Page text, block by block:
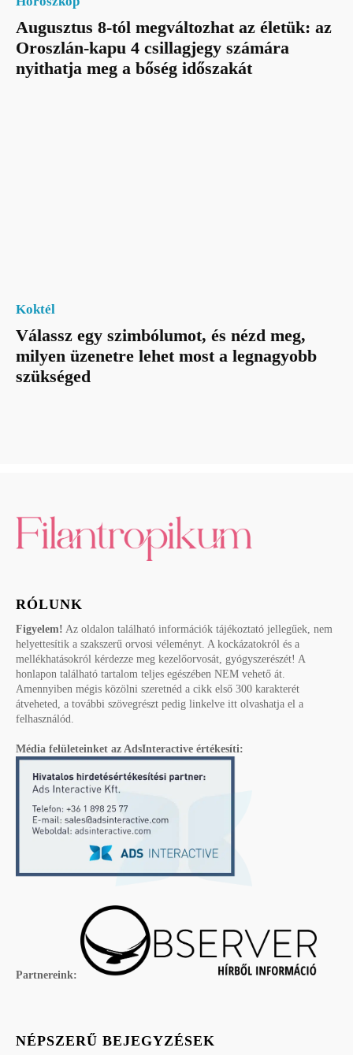
Augusztus 8-tól megváltozhat az életük: az
Oroszlán-kapu 4 csillagjegy számára
nyithatja meg a bőség időszakát
Koktél
Válassz egy szimbólumot, és nézd meg,
milyen üzenetre lehet most a legnagyobb
szükséged
RÓLUNK
Figyelem! Az oldalon található információk tájékoztató jellegűek, nem
helyettesítik a szakszerű orvosi véleményt. A kockázatokról és a
mellékhatásokról kérdezze meg kezelőorvosát, gyógyszerészét! A
honlapon található tartalom teljes egészében NEM vehető át.
Amennyiben mégis közölni szeretnéd a cikk első 300 karakterét
átveheted, a további szövegrészt pedig linkelve itt olvashatja el a
felhasználód.
Média felületeinket az AdsInteractive értékesíti:
Partnereink:
NÉPSZERŰ BEJEGYZÉSEK